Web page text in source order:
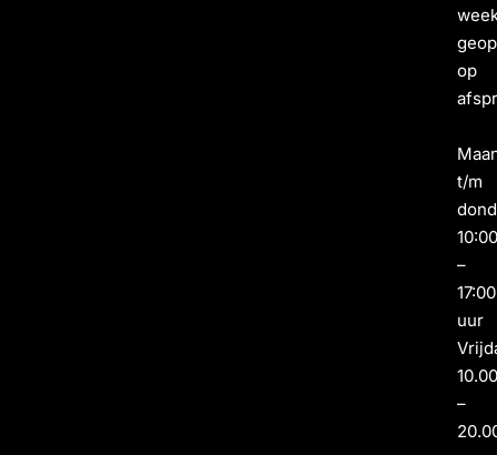
op
t/m
–
17:00
uur
–